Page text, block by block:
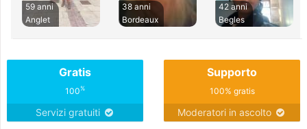
59 anni
Anglet
38 anni
Bordeaux
42 anni
Begles
Gratis
100%
Servizi gratuiti
Supporto
100% gratis
Moderatori in ascolto